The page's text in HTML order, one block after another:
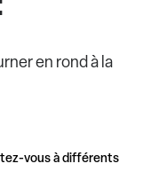
en rond à la
vous à différents